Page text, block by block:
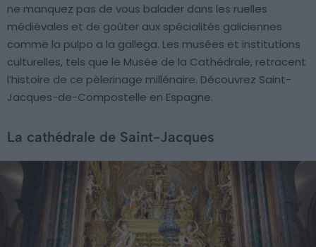
ne manquez pas de vous balader dans les ruelles
médiévales et de goûter aux spécialités galiciennes
comme la pulpo a la gallega. Les musées et institutions
culturelles, tels que le Musée de la Cathédrale, retracent
l’histoire de ce pèlerinage millénaire. Découvrez Saint-
Jacques-de-Compostelle en Espagne.
La cathédrale de Saint-Jacques